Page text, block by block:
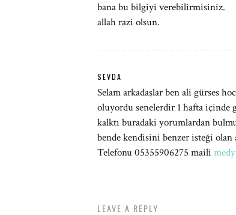
bana bu bilgiyi verebilirmisiniz.
allah razi olsun.
SEVDA
Selam arkadaşlar ben ali gürses
oluyordu senelerdir 1 hafta içinde
kalktı buradaki yorumlardan
bende kendisini benzer isteği olan
Telefonu 05355906275 maili
LEAVE A REPLY